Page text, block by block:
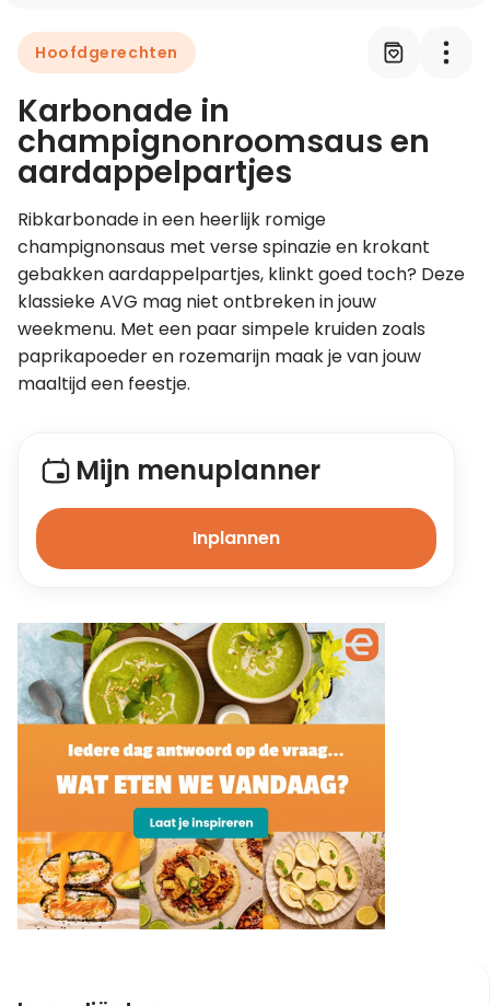
Leer koken als een chef
Hoofdgerechten
Karbonade in
champignonroomsaus en
aardappelpartjes
Ribkarbonade in een heerlijk romige
champignonsaus met verse spinazie en krokant
gebakken aardappelpartjes, klinkt goed toch? Deze
klassieke AVG mag niet ontbreken in jouw
weekmenu. Met een paar simpele kruiden zoals
paprikapoeder en rozemarijn maak je van jouw
maaltijd een feestje.
Mijn menuplanner
Inplannen